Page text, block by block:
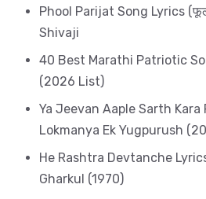
Phool Parijat Song Lyrics (फूल
Shivaji
40 Best Marathi Patriotic
(2026 List)
Ya Jeevan Aaple Sarth Kara
Lokmanya Ek Yugpurush
He Rashtra Devtanche Lyrics
Gharkul (1970)